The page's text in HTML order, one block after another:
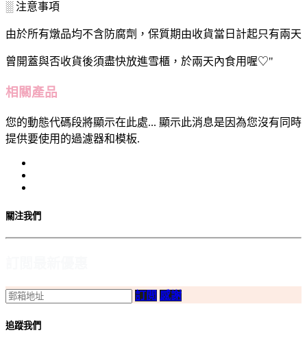
░ 注意事項
由於所有燉品均不含防腐劑，保質期由收貨當日計起只有兩天
曾開蓋與否收貨後須盡快放進雪櫃，於兩天內食用喔♡"
相關產品
您的動態代碼段將顯示在此處... 顯示此消息是因為您沒有同時
提供要使用的過濾器和模板.
關注我們
訂閲 感謝
追蹤我們